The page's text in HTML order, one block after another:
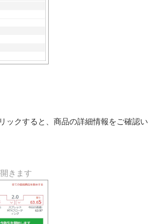
ックすると、商品の詳細情報をご確認
きます